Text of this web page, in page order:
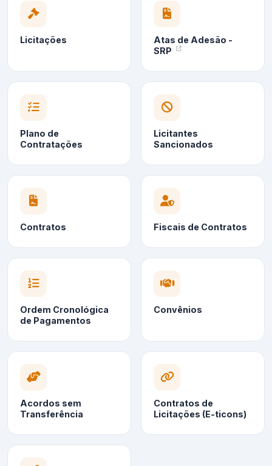
Licitações
Atas de Adesão -
SRP
Plano de
Contratações
Licitantes
Sancionados
Contratos Fiscais de Contratos
Ordem Cronológica
de Pagamentos
Convênios
Acordos sem
Transferência
Contratos de
Licitações (E-ticons)